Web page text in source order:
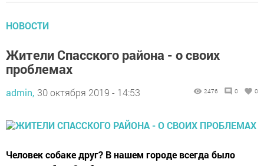
НОВОСТИ
Жители Спасского района - о своих
проблемах
admin, 30 октября 2019 - 14:53 2476 0 0
Человек собаке друг? В нашем городе всегда было